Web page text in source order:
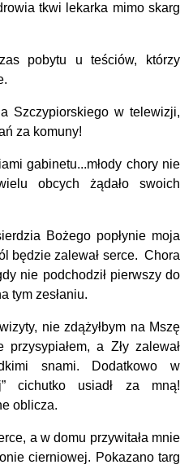
tkwi lekarka mimo skarg
pobytu u teściów, którzy
Szczypiorskiego w telewizji,
za komuny!
gabinetu...młody chory nie
obcych żądało swoich
Bożego popłynie moja
będzie zalewał serce. Chora
nie podchodził pierwszy do
tym zesłaniu.
nie zdążyłbym na Mszę
a Zły zalewał
snami. Dodatkowo w
cichutko usiadł za mną!
oblicza.
a w domu przywitała mnie
cierniowej. Pokazano targ